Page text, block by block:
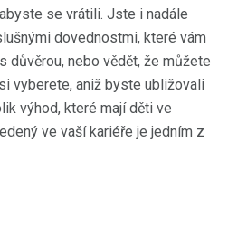
se vrátili. Jste i nadále
dovednostmi, které vám
důvěrou, nebo vědět, že můžete
vyberete, aniž byste ubližovali
výhod, které mají děti ve
ve vaší kariéře je jedním z